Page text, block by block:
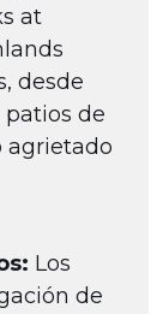
at
desde
patios de
agrietado
Los
de